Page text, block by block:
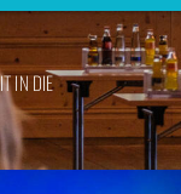
IN DIE